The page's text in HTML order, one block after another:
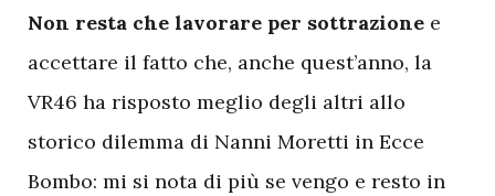
Non resta che lavorare per sottrazione e
accettare il fatto che, anche quest’anno, la
VR46 ha risposto meglio degli altri allo
storico dilemma di Nanni Moretti in Ecce
Bombo: mi si nota di più se vengo e resto in